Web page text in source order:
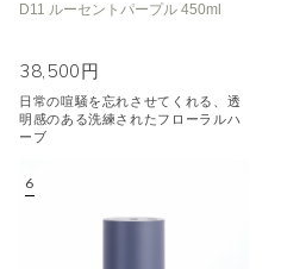
D11 ルーセントパープル 450ml
38,500円
日常の喧騒を忘れさせてくれる、透
明感のある洗練されたフローラルハ
ーブ